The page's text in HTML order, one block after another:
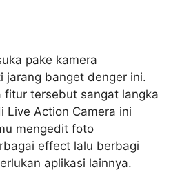
pake kamera
jarang banget denger ini.
fitur tersebut sangat langka
Live Action Camera ini
mengedit foto
effect lalu berbagi
aplikasi lainnya.